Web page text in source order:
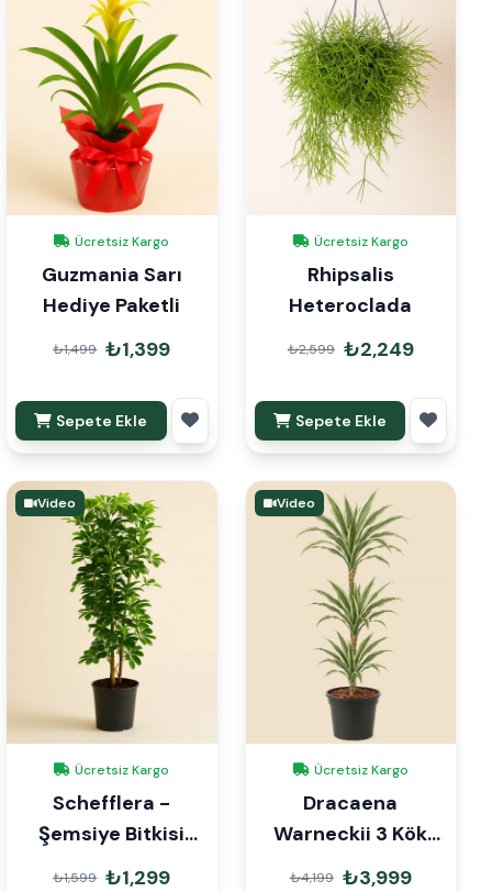
Ücretsiz Kargo
Guzmania Sarı
Hediye Paketli
₺1,499 ₺1,399
Sepete Ekle
Ücretsiz Kargo
Rhipsalis
Heteroclada
₺2,599 ₺2,249
Sepete Ekle
Video
Ücretsiz Kargo
Schefflera -
Şemsiye Bitkisi
120cm
₺1,599 ₺1,299
Video
Ücretsiz Kargo
Dracaena
Warneckii 3 Kök
110cm
₺4,199 ₺3,999